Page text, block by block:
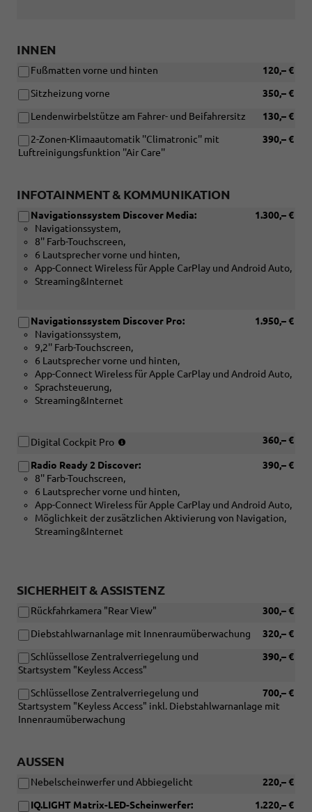
Radio
2
oder
oder
Navigationssystem
Discover
INNEN
120,– €
Fußmatten vorne und hinten
350,– €
Sitzheizung vorne
130,– €
Lendenwirbelstütze am Fahrer- und Beifahrersitz
390,– €
2-Zonen-Klimaautomatik ''Climatronic'' mit
Luftreinigungsfunktion ''Air Care''
INFOTAINMENT & KOMMUNIKATION
1.300,– €
Navigationssystem Discover Media:
Navigationssystem,
8'' Farb-Touchscreen,
6 Lautsprecher vorne und hinten,
App-Connect Wireless für Apple CarPlay und Android Auto,
Streaming&Internet
1.950,– €
Navigationssystem Discover Pro:
Navigationssystem,
9,2'' Farb-Touchscreen,
6 Lautsprecher vorne und hinten,
App-Connect Wireless für Apple CarPlay und Android Auto,
Sprachsteuerung,
Streaming&Internet
360,– €
Digital Cockpit Pro
Verbindung
[ZBP]
Radio
Ready
Navigationssystem
Media
[ZCC]
Navigationssystem
Discover
390,– €
Radio Ready 2 Discover:
8'' Farb-Touchscreen,
6 Lautsprecher vorne und hinten,
App-Connect Wireless für Apple CarPlay und Android Auto,
Möglichkeit der zusätzlichen Aktivierung von Navigation,
Streaming&Internet
SICHERHEIT & ASSISTENZ
300,– €
Rückfahrkamera "Rear View"
320,– €
Diebstahlwarnanlage mit Innenraumüberwachung
390,– €
Schlüssellose Zentralverriegelung und
Startsystem "Keyless Access"
700,– €
Schlüssellose Zentralverriegelung und
Startsystem "Keyless Access" inkl. Diebstahlwarnanlage mit
Innenraumüberwachung
AUSSEN
220,– €
Nebelscheinwerfer und Abbiegelicht
1.220,– €
IQ.LIGHT Matrix-LED-Scheinwerfer: